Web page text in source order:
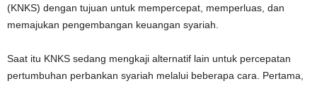
(KNKS) dengan tujuan untuk mempercepat, memperluas, dan
memajukan pengembangan keuangan syariah.
Saat itu KNKS sedang mengkaji alternatif lain untuk percepatan
pertumbuhan perbankan syariah melalui beberapa cara. Pertama,